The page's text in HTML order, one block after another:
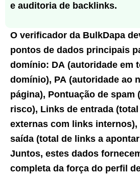
e auditoria de backlinks.
O verificador da BulkDapa
pontos de dados principais
domínio: DA (autoridade em
domínio), PA (autoridade ao
página), Pontuação de spam
risco), Links de entrada
externas com links internos),
saída (total de links a
Juntos, estes dados
completa da força do perfil